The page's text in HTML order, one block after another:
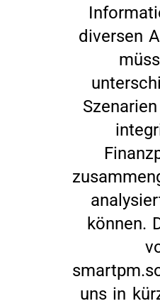
diversen
können.
uns in